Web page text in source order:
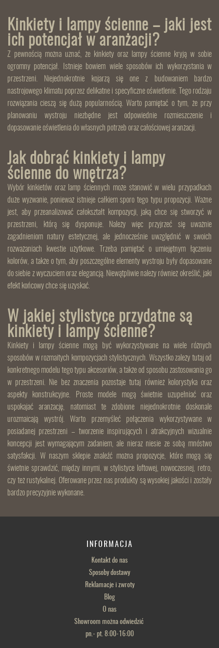
Kinkiety i lampy ścienne – jaki jest
ich potencjał w aranżacji?
Z pewnością można uznać, że kinkiety oraz lampy ścienne kryją w sobie
ogromny potencjał. Istnieje bowiem wiele sposobów ich wykorzystania w
przestrzeni. Niejednokrotnie kojarzą się one z budowaniem bardzo
nastrojowego klimatu poprzez delikatne i specyficzne oświetlenie. Tego rodzaju
rozwiązania cieszą się dużą popularnością. Warto pamiętać o tym, że przy
planowaniu wystroju niezbędne jest odpowiednie rozmieszczenie i
dopasowanie oświetlenia do własnych potrzeb oraz całościowej aranżacji.
Jak dobrać kinkiety i lampy
ścienne do wnętrza?
Wybór kinkietów oraz lamp ściennych może stanowić w wielu przypadkach
duże wyzwanie, ponieważ istnieje całkiem sporo tego typu propozycji. Ważne
jest, aby przeanalizować całokształt kompozycji, jaką chce się stworzyć w
przestrzeni, którą się dysponuje. Należy więc przyjrzeć się uważnie
zagadnieniom natury estetycznej, ale jednocześnie uwzględnić w swoich
rozważaniach kwestie użytkowe. Trzeba pamiętać o umiejętnym łączeniu
kolorów, a także o tym, aby poszczególne elementy wystroju były dopasowane
do siebie z wyczuciem oraz elegancją. Niewątpliwie należy również określić, jaki
efekt końcowy chce się uzyskać.
W jakiej stylistyce przydatne są
kinkiety i lampy ścienne?
Kinkiety i lampy ścienne mogą być wykorzystywane na wiele różnych
sposobów w rozmaitych kompozycjach stylistycznych. Wszystko zależy tutaj od
konkretnego modelu tego typu akcesoriów, a także od sposobu zastosowania go
w przestrzeni. Nie bez znaczenia pozostaje tutaj również kolorystyka oraz
aspekty konstrukcyjne. Proste modele mogą świetnie uzupełniać oraz
uspokajać aranżację, natomiast te zdobione niejednokrotnie doskonale
urozmaicają wystrój. Warto przemyśleć połączenia wykorzystywane w
posiadanej przestrzeni – tworzenie inspirujących i atrakcyjnych wizualnie
koncepcji jest wymagającym zadaniem, ale nieraz niesie ze sobą mnóstwo
satysfakcji. W naszym sklepie znaleźć można propozycje, które mogą się
świetnie sprawdzić, między innymi, w stylistyce loftowej, nowoczesnej, retro,
czy też rustykalnej. Oferowane przez nas produkty są wysokiej jakości i zostały
bardzo precyzyjnie wykonane.
INFORMACJA
Kontakt do nas
Sposoby dostawy
Reklamacje i zwroty
Blog
O nas
Showroom można odwiedzić
pn.- pt. 8:00-16:00